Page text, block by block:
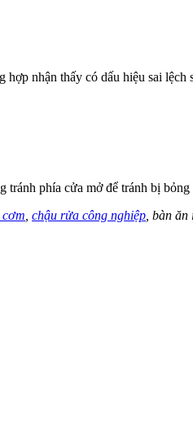
nhận thấy có dấu hiệu sai lệch
tránh phía cửa mở để tránh bị bỏng
chậu rửa công nghiệp , bàn ăn